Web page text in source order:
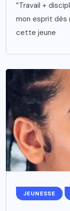
”Travail +
mon esprit dès
cette jeune
JEUNESSE